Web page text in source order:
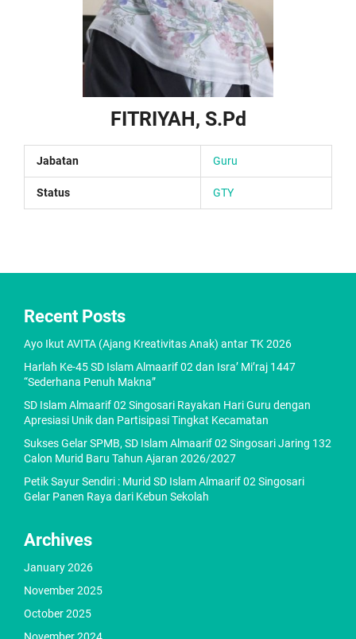
FITRIYAH, S.Pd
Jabatan Guru
Status GTY
Recent Posts
Ayo Ikut AVITA (Ajang Kreativitas Anak) antar TK 2026
Harlah Ke-45 SD Islam Almaarif 02 dan Isra’ Mi’raj 1447
“Sederhana Penuh Makna”
SD Islam Almaarif 02 Singosari Rayakan Hari Guru dengan
Apresiasi Unik dan Partisipasi Tingkat Kecamatan
Sukses Gelar SPMB, SD Islam Almaarif 02 Singosari Jaring 132
Calon Murid Baru Tahun Ajaran 2026/2027
Petik Sayur Sendiri : Murid SD Islam Almaarif 02 Singosari
Gelar Panen Raya dari Kebun Sekolah
Archives
January 2026
November 2025
October 2025